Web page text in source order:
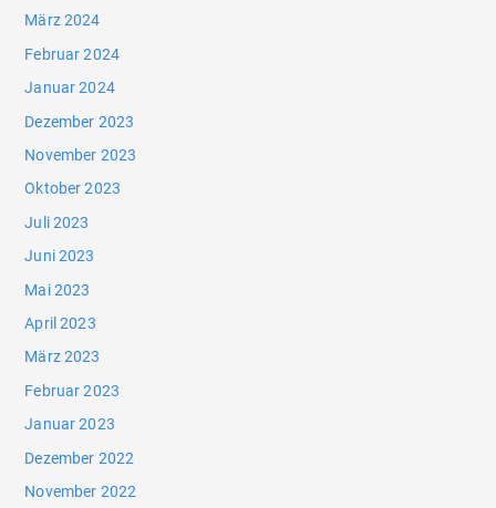
März 2024
Februar 2024
Januar 2024
Dezember 2023
November 2023
Oktober 2023
Juli 2023
Juni 2023
Mai 2023
April 2023
März 2023
Februar 2023
Januar 2023
Dezember 2022
November 2022